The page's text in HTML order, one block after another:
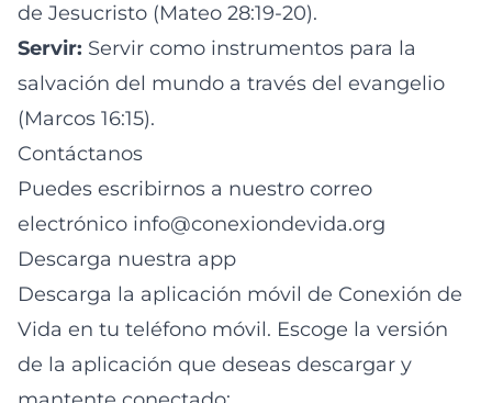
de Jesucristo (Mateo 28:19-20).
Servir: Servir como instrumentos para la
salvación del mundo a través del evangelio
(Marcos 16:15).
Contáctanos
Puedes escribirnos a nuestro correo
electrónico info@conexiondevida.org
Descarga nuestra app
Descarga la aplicación móvil de Conexión de
Vida en tu teléfono móvil. Escoge la versión
de la aplicación que deseas descargar y